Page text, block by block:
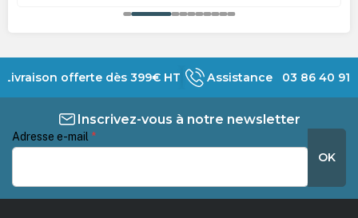
Livraison offerte dès 399€ HT Assistance 03 86 40 91
Inscrivez-vous à notre newsletter
Adresse e-mail *
OK